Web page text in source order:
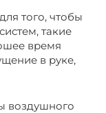
того, чтобы
такие
время
в руке,
воздушного